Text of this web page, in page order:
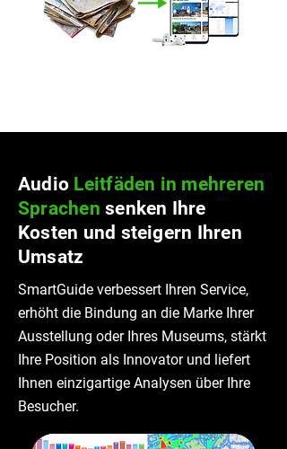
Audio Leitfäden in mehreren
Sprachen senken Ihre
Kosten und steigern Ihren
Umsatz
SmartGuide verbessert Ihren Service,
erhöht die Bindung an die Marke Ihrer
Ausstellung oder Ihres Museums, stärkt
Ihre Position als Innovator und liefert
Ihnen einzigartige Analysen über Ihre
Besucher.